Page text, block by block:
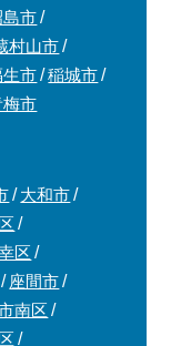
島市
村山市
生市
稲城市
梅市
大和市
区
座間市
南区